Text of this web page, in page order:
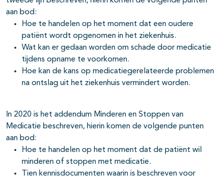
aan bod:
Hoe te handelen op het moment dat een oudere
patiënt wordt opgenomen in het ziekenhuis.
Wat kan er gedaan worden om schade door medicatie
tijdens opname te voorkomen.
Hoe kan de kans op medicatiegerelateerde problemen
na ontslag uit het ziekenhuis vermindert worden.
In 2020 is het addendum Minderen en Stoppen van
Medicatie beschreven, hierin komen de volgende punten
aan bod:
Hoe te handelen op het moment dat de patiënt wil
minderen of stoppen met medicatie.
Tien kennisdocumenten waarin is beschreven voor